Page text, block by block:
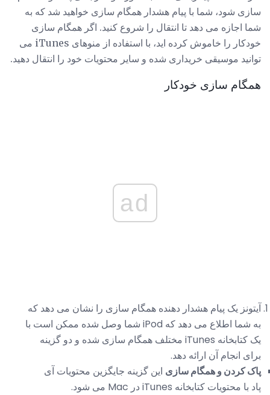
سازی شود، شما با پیام هشدار همگام سازی خواهید شد که به
شما اجازه می دهد تا انتقال را شروع کنید. اگر همگام سازی
خودکار را خاموش کرده اید، با استفاده از منوهای iTunes می
توانید موسیقی خریداری شده و سایر محتویات خود را انتقال دهید.
همگام سازی خودکار
ad
آیتونز یک پیام هشدار دهنده همگام سازی را نشان می دهد که
به شما اطلاع می دهد که iPod شما وصل شده ممکن است با
یک کتابخانه iTunes مختلف همگام سازی شده و دو گزینه
برای انجام آن ارائه دهد.
پاک کردن و همگام سازی این گزینه جایگزین محتویات آی
پاد با محتویات کتابخانه iTunes در Mac می شود.